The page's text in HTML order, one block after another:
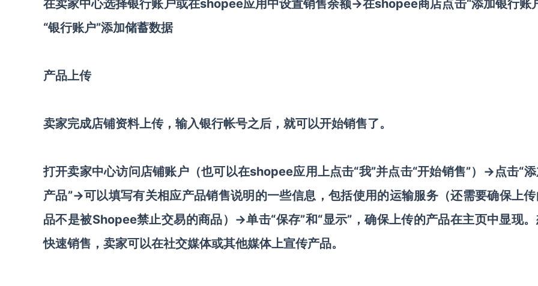
在卖家中心选择银行账户或在shopee应用中设置销售余额→在shopee商店点击“添加银行账
“银行账户”添加储蓄数据
产品上传
卖家完成店铺资料上传，输入银行帐号之后，就可以开始销售了。
打开卖家中心访问店铺账户（也可以在shopee应用上点击“我”并点击“开始销售”）→点击“
产品”→可以填写有关相应产品销售说明的一些信息，包括使用的运输服务（还需要确保上
品不是被Shopee禁止交易的商品）→单击“保存”和“显示”，确保上传的产品在主页中显现
快速销售，卖家可以在社交媒体或其他媒体上宣传产品。